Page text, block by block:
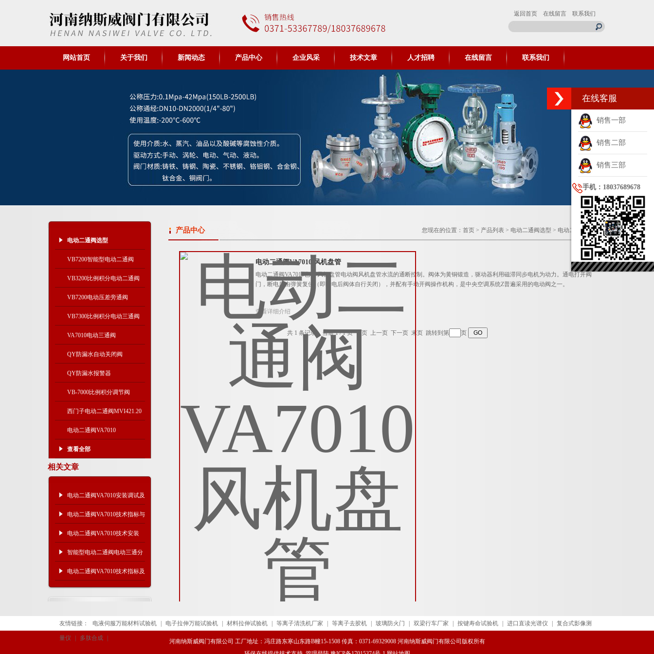
返回首页 在线留言 联系我们
网站首页 关于我们 新闻动态 产品中心 企业风采 技术文章 人才招聘 在线留言 联系我们
电动二通阀选型
VB7200智能型电动二通阀
VB3200比例积分电动二通阀
VB7200电动压差旁通阀
VB7300比例积分电动三通阀
VA7010电动三通阀
QY防漏水自动关闭阀
QY防漏水报警器
VB-7000比例积分调节阀
西门子电动二通阀MVI421.20
电动二通阀VA7010
查看全部
相关文章
电动二通阀VA7010安装调试及
技术指标
电动二通阀VA7010技术指标与
产品结构
电动二通阀VA7010技术安装
智能型电动二通阀电动三通分
流阀使用范围
电动二通阀VA7010技术指标及
安装结构
产品中心 您现在的位置： 首页 > 产品列表 > 电动二通阀选型 > 电动二通阀VA7010
电动二通阀VA7010 风机盘管
电动二通阀VA7010也称 风机盘管电动阀风机盘管水流的通断控制。阀体为黄铜锻造，驱动器利用磁滞同步电机为动力。通电打开阀
门，断电后由弹簧复位（即断电后阀体自行关闭），并配有手动开阀操作机构，是中央空调系统Z普遍采用的电动阀之一。
查看详细介绍
共 1 条记录，当前 1 / 1 页 首页 上一页 下一页 末页 跳转到第 页
友情链接： 电液伺服万能材料试验机 电子拉伸万能试验机 材料拉伸试验机 等离子清洗机厂家 等离子去胶机 玻璃防火门 双梁行车厂家 按键寿命试验机 进口直读光谱仪 复合式影像测
量仪 多肽合成
河南纳斯威阀门有限公司 工厂地址：冯庄路东寒山东路B幢15-1508 传真：0371-69329008 河南纳斯威阀门有限公司版权所有
在线客服
销售一部
销售二部
销售三部
手机：18037689678